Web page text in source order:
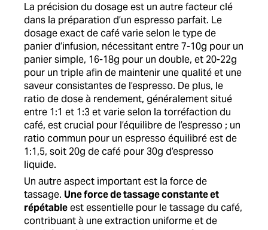
La précision du dosage est un autre facteur clé
dans la préparation d’un espresso parfait. Le
dosage exact de café varie selon le type de
panier d’infusion, nécessitant entre 7-10g pour un
panier simple, 16-18g pour un double, et 20-22g
pour un triple afin de maintenir une qualité et une
saveur consistantes de l’espresso. De plus, le
ratio de dose à rendement, généralement situé
entre 1:1 et 1:3 et varie selon la torréfaction du
café, est crucial pour l’équilibre de l’espresso ; un
ratio commun pour un espresso équilibré est de
1:1,5, soit 20g de café pour 30g d’espresso
liquide.
Un autre aspect important est la force de
tassage. Une force de tassage constante et
répétableest essentielle pour le tassage du café,
contribuant à une extraction uniforme et de